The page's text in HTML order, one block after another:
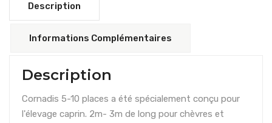
Description
Informations Complémentaires
Description
Cornadis 5-10 places a été spécialement conçu pour
l'élevage caprin. 2m- 3m de long pour chèvres et